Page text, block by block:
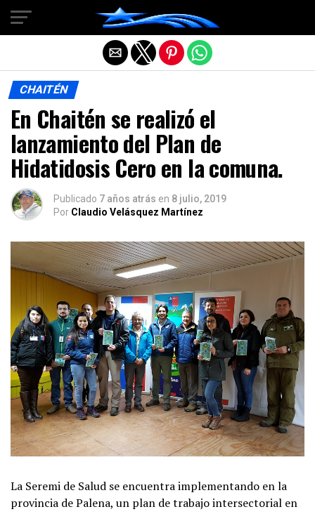
CHAITÉN
En Chaitén se realizó el
lanzamiento del Plan de
Hidatidosis Cero en la comuna.
Publicado 7 años atrás en 8 julio, 2019
Por Claudio Velásquez Martínez
La Seremi de Salud se encuentra implementando en la
provincia de Palena, un plan de trabajo intersectorial en
Salir de la versión móvil